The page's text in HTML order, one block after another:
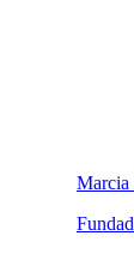
Marcia